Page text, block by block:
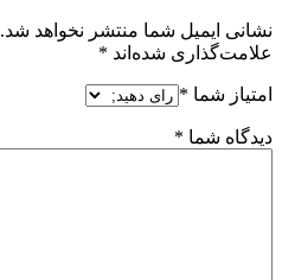
نشانی ایمیل شما منتشر نخواهد شد.
علامت‌گذاری شده‌اند *
امتیاز شما *
دیدگاه شما *